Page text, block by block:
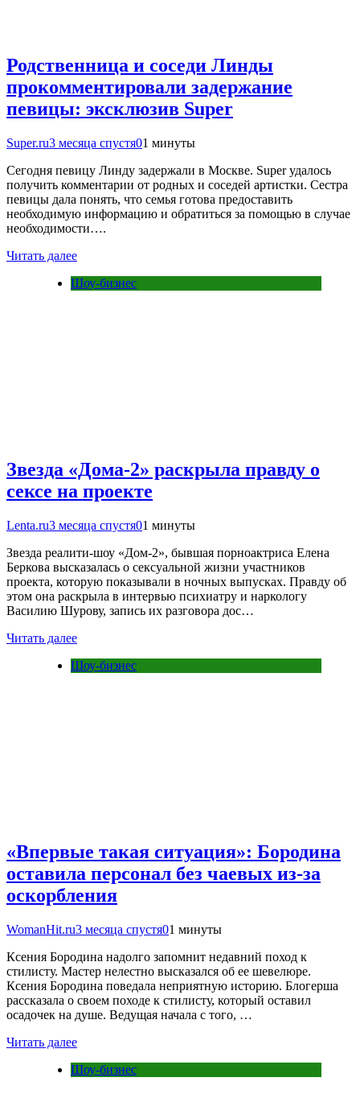
Родственница и соседи Линды
прокомментировали задержание
певицы: эксклюзив Super
Super.ru3 месяца спустя01 минуты
Сегодня певицу Линду задержали в Москве. Super удалось
получить комментарии от родных и соседей артистки. Сестра
певицы дала понять, что семья готова предоставить
необходимую информацию и обратиться за помощью в случае
необходимости….
Читать далее
Шоу-бизнес
Звезда «Дома-2» раскрыла правду о
сексе на проекте
Lenta.ru3 месяца спустя01 минуты
Звезда реалити-шоу «Дом-2», бывшая порноактриса Елена
Беркова высказалась о сексуальной жизни участников
проекта, которую показывали в ночных выпусках. Правду об
этом она раскрыла в интервью психиатру и наркологу
Василию Шурову, запись их разговора дос…
Читать далее
Шоу-бизнес
«Впервые такая ситуация»: Бородина
оставила персонал без чаевых из-за
оскорбления
WomanHit.ru3 месяца спустя01 минуты
Ксения Бородина надолго запомнит недавний поход к
стилисту. Мастер нелестно высказался об ее шевелюре.
Ксения Бородина поведала неприятную историю. Блогерша
рассказала о своем походе к стилисту, который оставил
осадочек на душе. Ведущая начала с того, …
Читать далее
Шоу-бизнес